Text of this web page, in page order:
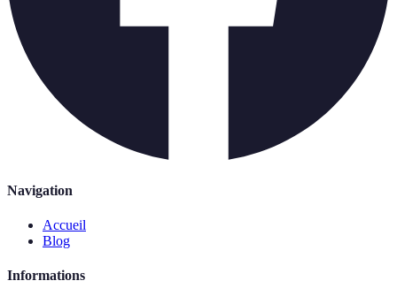
Navigation
Accueil
Blog
Informations